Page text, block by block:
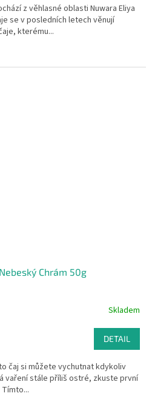
z věhlasné oblasti Nuwara Eliya
se v posledních letech věnují
kterému...
Chrám 50g
Skladem
DETAIL
čaj si můžete vychutnat kdykoliv
vaření stále příliš ostré, zkuste první